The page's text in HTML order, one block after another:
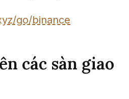
go/binance
các sàn giao